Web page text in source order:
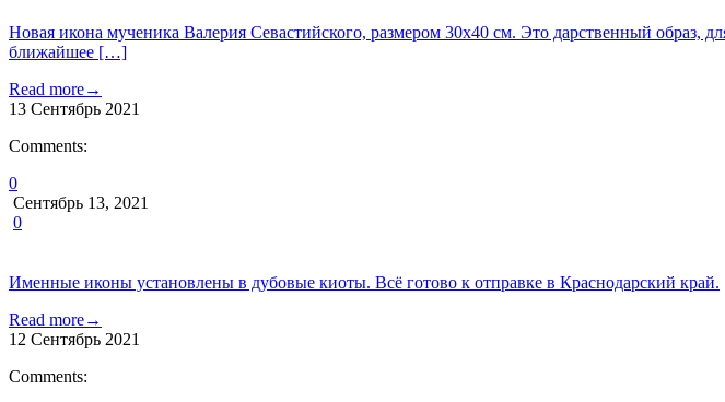
Новая икона мученика Валерия Севастийского, размером 30х40 см. Это дарственный образ,
ближайшее […]
Read more→
13 Сентябрь 2021
Comments:
0
Сентябрь 13, 2021
0
Именные иконы установлены в дубовые киоты. Всё готово к отправке в Краснодарский край.
Read more→
12 Сентябрь 2021
Comments: